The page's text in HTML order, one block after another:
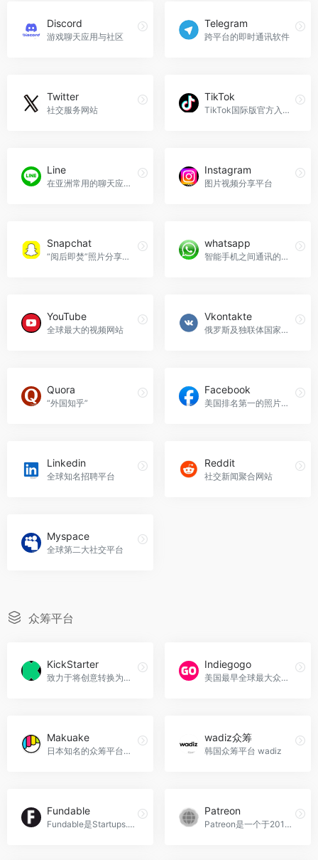
Discord
游戏聊天应用与社区
Telegram
跨平台的即时通讯软件
Twitter
社交服务网站
TikTok
TikTok国际版官方入口（https://www.tiktok.com/）是指TikTok针对国际用户推出的官方入口平台。作为一款全球性的社交媒体应用，TikTok国际版汇聚了来自世界各地的用户，他们通过创作和分享短视频来展示自己的才华、生活和兴趣爱好。TikTok国际版官方入口为跨境卖家提供了一个全球范围内的营销平台，帮助他们更好地触达海外目标客户，推广产品和品牌。
Line
在亚洲常用的聊天应用程序之一
Instagram
图片视频分享平台
Snapchat
“阅后即焚”照片分享应用
whatsapp
智能手机之间通讯的应用程序
YouTube
全球最大的视频网站
Vkontakte
俄罗斯及独联体国家最大的社交网站
Quora
“外国知乎”
Facebook
美国排名第一的照片分享站点
Linkedin
全球知名招聘平台
Reddit
社交新闻聚合网站
Myspace
全球第二大社交平台
众筹平台
KickStarter
致力于将创意转换为现实的众筹平台
Indiegogo
美国最早全球最大众筹网站之一 ，挖掘新品好去处
Makuake
日本知名的众筹平台之一
wadiz众筹
韩国众筹平台 wadiz
Fundable
Fundable是Startups.co平台旗下的一家创业筹款平台
Patreon
Patreon是一个于2013年创建的众筹网站，最初旨在解决音乐人的创作和收益转化问题，后来发展为面向各种艺术创作的平台。